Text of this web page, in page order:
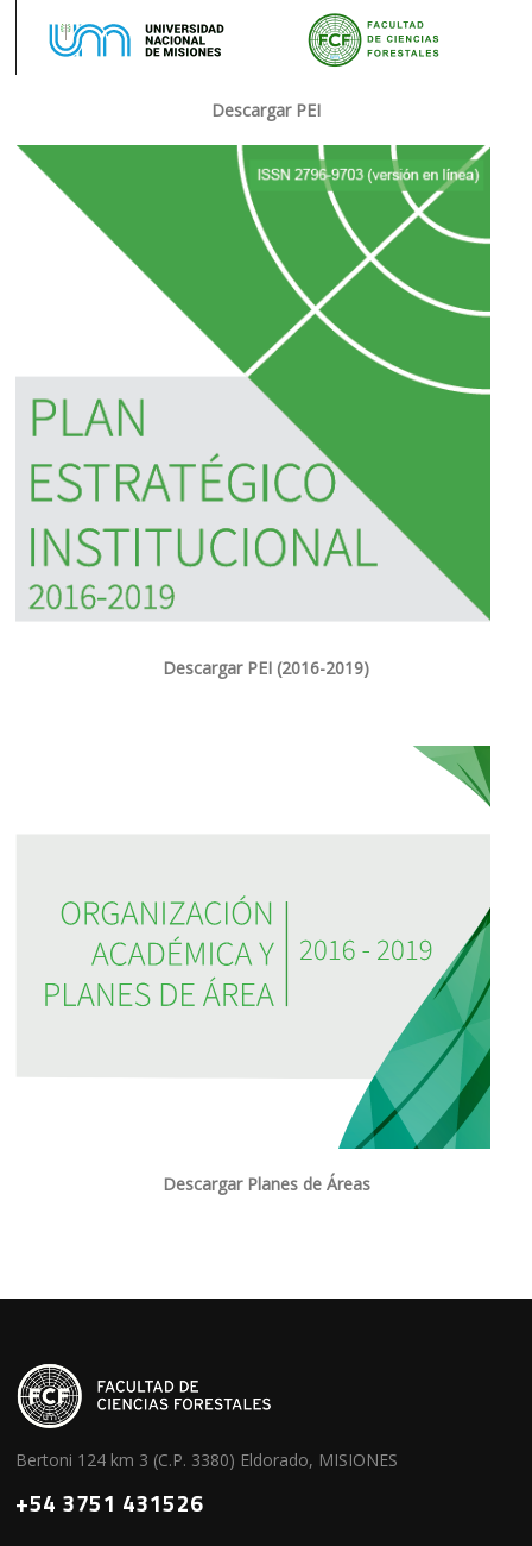
Descargar PEI
Descargar PEI (2016-2019)
Descargar Planes de Áreas
Bertoni 124 km 3 (C.P. 3380) Eldorado, MISIONES
+54 3751 431526